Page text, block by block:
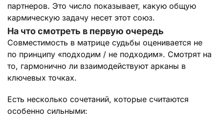
партнеров. Это число показывает, какую общую
кармическую задачу несет этот союз.
На что смотреть в первую очередь
Совместимость в матрице судьбы оценивается не
по принципу «подходим / не подходим». Смотрят на
то, гармонично ли взаимодействуют арканы в
ключевых точках.
Есть несколько сочетаний, которые считаются
особенно сильными: